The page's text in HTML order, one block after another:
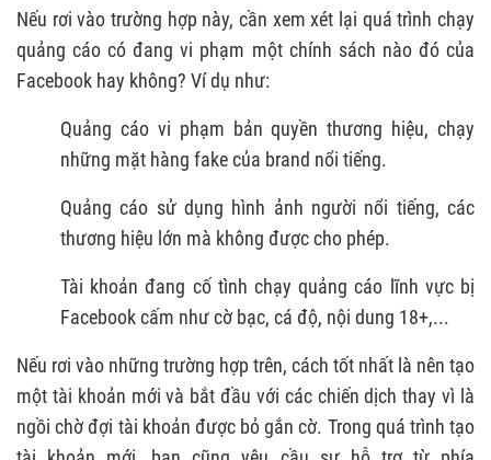
Nếu rơi vào trường hợp này, cần xem xét lại quá trình chạy
quảng cáo có đang vi phạm một chính sách nào đó của
Facebook hay không? Ví dụ như:
Quảng cáo vi phạm bản quyền thương hiệu, chạy
những mặt hàng fake của brand nổi tiếng.
Quảng cáo sử dụng hình ảnh người nổi tiếng, các
thương hiệu lớn mà không được cho phép.
Tài khoản đang cố tình chạy quảng cáo lĩnh vực bị
Facebook cấm như cờ bạc, cá độ, nội dung 18+,...
Nếu rơi vào những trường hợp trên, cách tốt nhất là nên tạo
một tài khoản mới và bắt đầu với các chiến dịch thay vì là
ngồi chờ đợi tài khoản được bỏ gắn cờ. Trong quá trình tạo